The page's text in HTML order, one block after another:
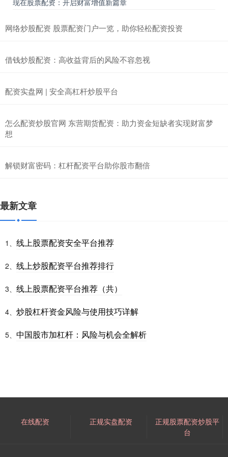
现在股票配资：开启财富增值新篇章
网络炒股配资 股票配资门户一览，助你轻松配资投资
借钱炒股配资：高收益背后的风险不容忽视
配资实盘网 | 安全高杠杆炒股平台
怎么配资炒股官网 东营期货配资：助力资金短缺者实现财富梦
想
解锁财富密码：杠杆配资平台助你股市翻倍
最新文章
1、 线上股票配资安全平台推荐
2、 线上炒股配资平台推荐排行
3、 线上股票配资平台推荐（共）
4、 炒股杠杆资金风险与使用技巧详解
5、 中国股市加杠杆：风险与机会全解析
在线配资 正规实盘配资
正规股票配资炒股平
台